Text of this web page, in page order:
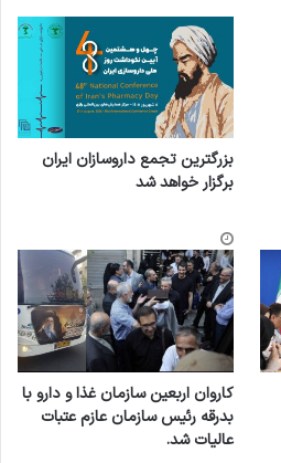
بزرگترین تجمع داروسازان ایران
برگزار خواهد شد
کاروان اربعین سازمان غذا و دارو با
بدرقه رئیس سازمان عازم عتبات
عالیات شد.